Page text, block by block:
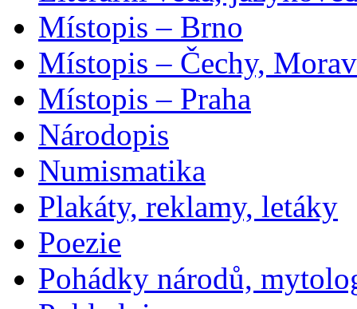
Místopis – Brno
Místopis – Čechy,
Místopis – Praha
Národopis
Numismatika
Plakáty, reklamy, letáky
Poezie
Pohádky národů,